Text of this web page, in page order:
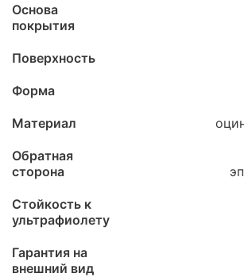
Основа
покрытия
Поверхность
Форма
Материал
Обратная
сторона
Стойкость к
ультрафиолету
Гарантия на
внешний вид